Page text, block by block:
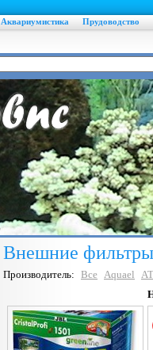
Аквариумистика Прудоводство
Внешние фильтры
Производитель: Все Aquael